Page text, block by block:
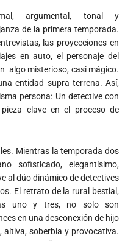
argumental, tonal y
de la primera temporada.
las proyecciones en
en auto, el personaje del
algo misterioso, casi mágico.
entidad supra terrena. Así,
persona: Un detective con
clave en el proceso de
Mientras la temporada dos
sofisticado, elegantísimo,
al dúo dinámico de detectives
El retrato de la rural bestial,
uno y tres, no solo son
en una desconexión de hijo
altiva, soberbia y provocativa.